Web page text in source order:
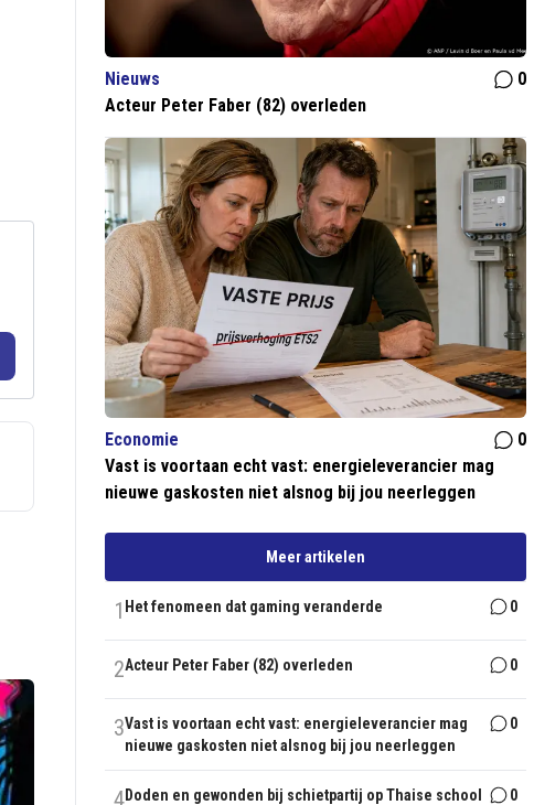
Nieuws
0
Acteur Peter Faber (82) overleden
Economie
0
Vast is voortaan echt vast: energieleverancier mag
nieuwe gaskosten niet alsnog bij jou neerleggen
Meer artikelen
1 Het fenomeen dat gaming veranderde 0
2Acteur Peter Faber (82) overleden 0
3Vast is voortaan echt vast: energieleverancier mag
nieuwe gaskosten niet alsnog bij jou neerleggen
0
4Doden en gewonden bij schietpartij op Thaise school 0